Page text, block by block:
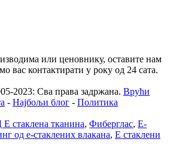
или ценовнику, оставите нам
вас контактирати у року од 24 сата.
2023: Сва права задржана. Врући
- Најбољи блог - Политика
Е стаклена тканина, Фиберглас, Е-
од е-стаклених влакана, Е стаклени